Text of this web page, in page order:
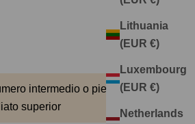
Lithuania
(EUR €)
Luxembourg
(EUR €)
Netherlands
intermedio o pie ancho
superior